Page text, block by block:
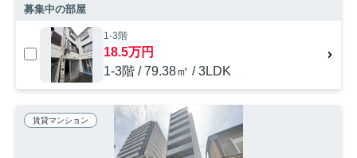
募集中の部屋
1-3階
18.5万円
1-3階 / 79.38㎡ / 3LDK
賃貸マンション